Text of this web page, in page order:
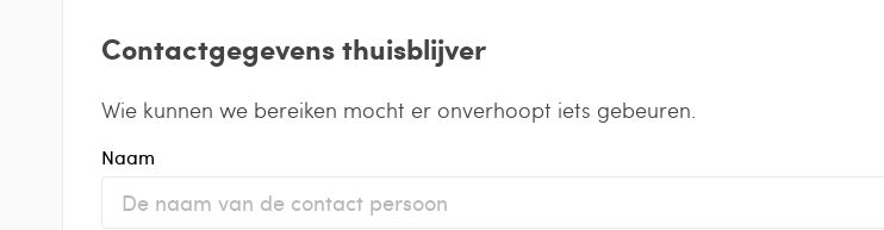
Contactgegevens thuisblijver
Wie kunnen we bereiken mocht er onverhoopt iets gebeuren.
Naam